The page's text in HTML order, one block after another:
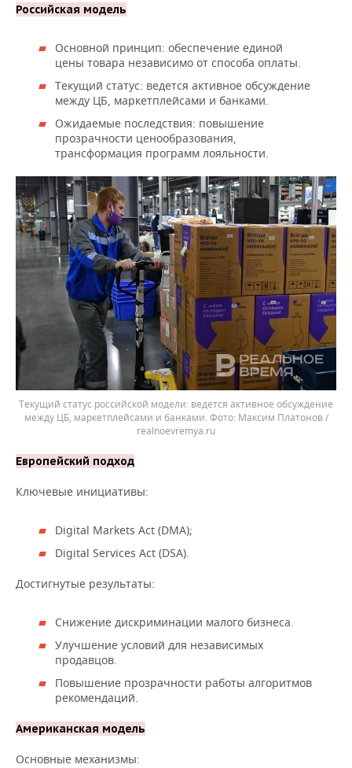
Российская модель
Основной принцип: обеспечение единой
цены товара независимо от способа оплаты.
Текущий статус: ведется активное обсуждение
между ЦБ, маркетплейсами и банками.
Ожидаемые последствия: повышение
прозрачности ценообразования,
трансформация программ лояльности.
Текущий статус российской модели: ведется активное обсуждение
между ЦБ, маркетплейсами и банками.
Максим Платонов /
realnoevremya.ru
Европейский подход
Ключевые инициативы:
Digital Markets Act (DMA);
Digital Services Act (DSA).
Достигнутые результаты:
Снижение дискриминации малого бизнеса.
Улучшение условий для независимых
продавцов.
Повышение прозрачности работы алгоритмов
рекомендаций.
Американская модель
Основные механизмы: